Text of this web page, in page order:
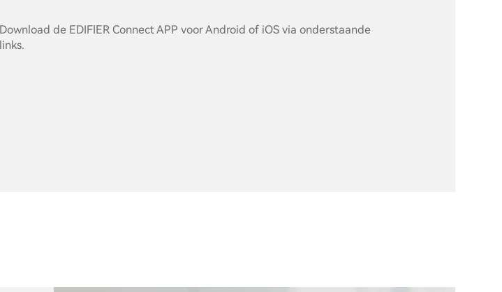
Download de EDIFIER Connect APP voor Android of iOS via onderstaande
links.